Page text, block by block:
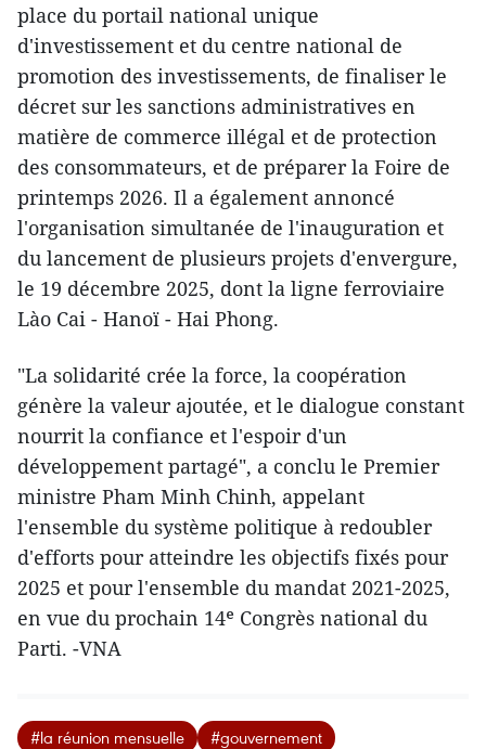
place du portail national unique
d'investissement et du centre national de
promotion des investissements, de finaliser le
décret sur les sanctions administratives en
matière de commerce illégal et de protection
des consommateurs, et de préparer la Foire de
printemps 2026. Il a également annoncé
l'organisation simultanée de l'inauguration et
du lancement de plusieurs projets d'envergure,
le 19 décembre 2025, dont la ligne ferroviaire
Lào Cai - Hanoï - Hai Phong.
"La solidarité crée la force, la coopération
génère la valeur ajoutée, et le dialogue constant
nourrit la confiance et l'espoir d'un
développement partagé", a conclu le Premier
ministre Pham Minh Chinh, appelant
l'ensemble du système politique à redoubler
d'efforts pour atteindre les objectifs fixés pour
2025 et pour l'ensemble du mandat 2021-2025,
en vue du prochain 14ᵉ Congrès national du
Parti. -VNA
#la réunion mensuelle #gouvernement